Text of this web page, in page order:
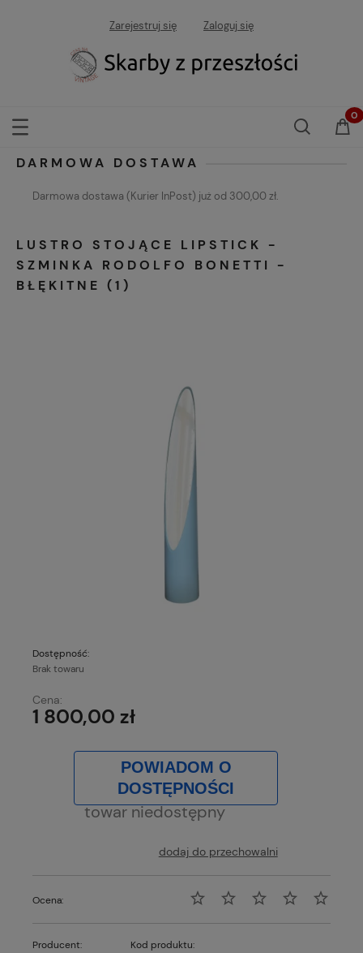
Zarejestruj się Zaloguj się
DARMOWA DOSTAWA
Darmowa dostawa (Kurier InPost) już od 300,00 zł.
LUSTRO STOJĄCE LIPSTICK -
SZMINKA RODOLFO BONETTI -
BŁĘKITNE (1)
Dostępność:
Brak towaru
Cena:
1 800,00 zł
POWIADOM O
DOSTĘPNOŚCI
towar niedostępny
dodaj do przechowalni
Ocena:
Producent: Kod produktu: